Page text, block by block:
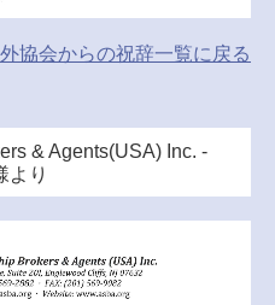
協会からの祝辞一覧に戻る
& Agents(USA) Inc. -
より